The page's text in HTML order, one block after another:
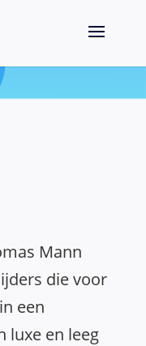
Mann
die voor
een
luxe en leeg